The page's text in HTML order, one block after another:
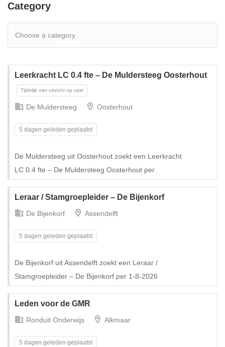
Category
Leerkracht LC 0.4 fte – De Muldersteeg Oosterhout
De Muldersteeg Oosterhout
5 dagen geleden geplaatst
De Muldersteeg uit Oosterhout zoekt een Leerkracht
LC 0.4 fte – De Muldersteeg Oosterhout per
Leraar / Stamgroepleider – De Bijenkorf
De Bijenkorf Assendelft
5 dagen geleden geplaatst
De Bijenkorf uit Assendelft zoekt een Leraar /
Stamgroepleider – De Bijenkorf per 1-8-2026
Leden voor de GMR
Ronduit Onderwijs Alkmaar
5 dagen geleden geplaatst